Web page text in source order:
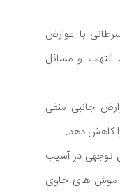
با عوارض
التهاب و مسائل
جانبی منفی
کاهش دهد.
توجهی در آسیب
موش های حاوی